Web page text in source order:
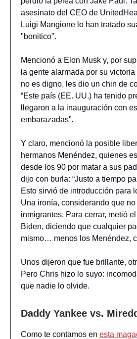
asesinato del CEO de
Luigi Mangione lo han tratado
"bonitico".
Mencionó a Elon Musk y, por
la gente alarmada por su
no es digno, les dio un chin de
“Este país (EE. UU.) ha tenido
llegaron a la inauguración con
embarazadas”.
Y claro, mencionó la posible
hermanos Menéndez, quienes
desde los 90 por matar a sus
dijo con burla: “Justo a tiempo
Esto sirvió de introducción para
Una ironía, considerando que
inmigrantes. Para cerrar, metió
Biden, diciendo que cualquier
mismo… menos los Menéndez,
Unos dijeron que fue brillante,
Pero Chris hizo lo suyo:
que nadie lo olvide.
Daddy Yankee vs.
Como te contamos en esta